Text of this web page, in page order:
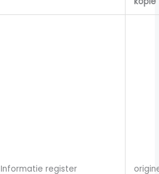
Informatie register